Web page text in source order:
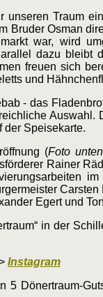
Traum
Bruder Osman
war, wird
dazu bleibt
freuen sich
und
- das
Auswahl.
der Speisekarte.
(Foto unten
Rainer
Egert und
in der
Instagram
5 Dönertraum-